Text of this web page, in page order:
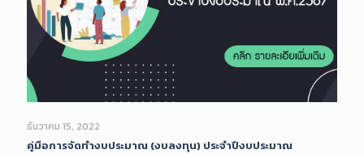
ธันวาคม 15, 2022
คู่มือการจัดทำงบประมาณ (งบลงทุน) ประจำปีงบประมาณ